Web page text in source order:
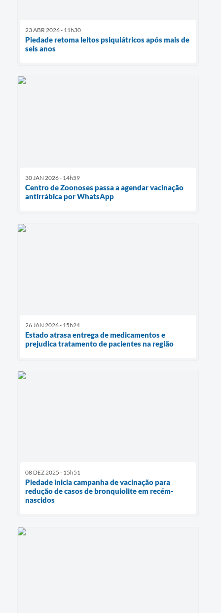
23 ABR 2026 - 11h30
Piedade retoma leitos psiquiátricos após mais de
seis anos
30 JAN 2026 - 14h59
Centro de Zoonoses passa a agendar vacinação
antirrábica por WhatsApp
26 JAN 2026 - 15h24
Estado atrasa entrega de medicamentos e
prejudica tratamento de pacientes na região
08 DEZ 2025 - 15h51
Piedade inicia campanha de vacinação para
redução de casos de bronquiolite em recém-
nascidos